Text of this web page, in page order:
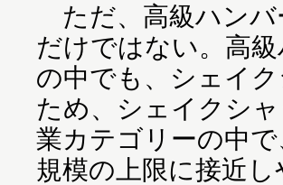
ただ、高級ハンバ
だけではない。高
の中でも、シェイ
ため、シェイクシ
業カテゴリーの中
規模の上限に接近